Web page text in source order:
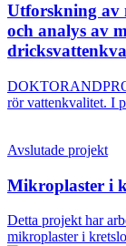
Utforskning av
och analys av
rör vattenkvalitet. I
Avslutade projekt
Mikroplaster i
Detta projekt har
mikroplaster i